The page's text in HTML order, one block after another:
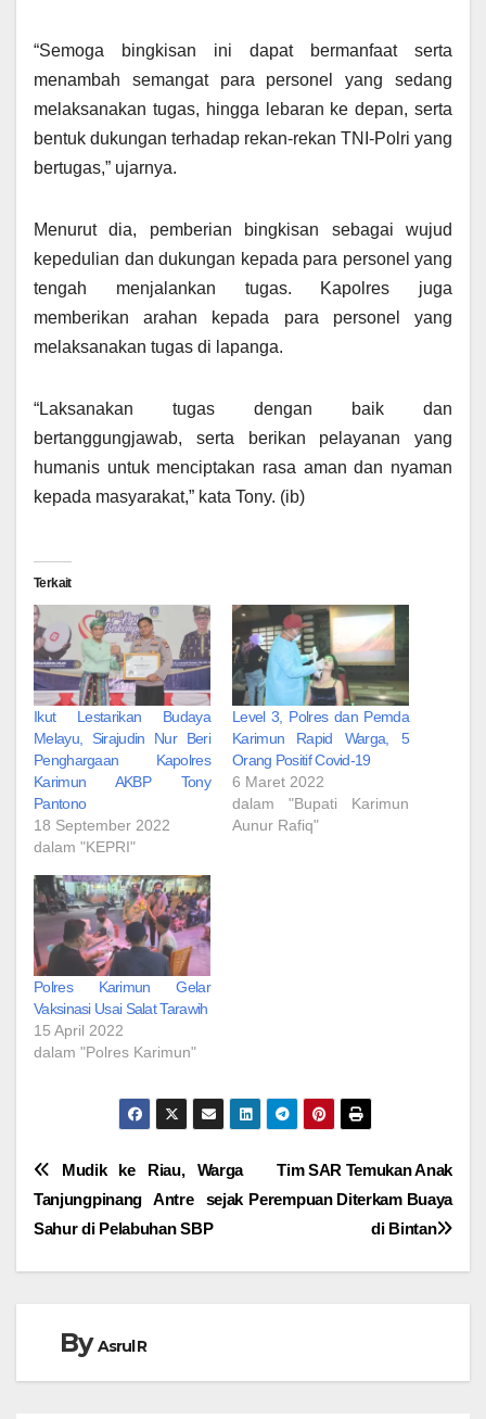
“Semoga bingkisan ini dapat bermanfaat serta
menambah semangat para personel yang sedang
melaksanakan tugas, hingga lebaran ke depan, serta
bentuk dukungan terhadap rekan-rekan TNI-Polri yang
bertugas,” ujarnya.
Menurut dia, pemberian bingkisan sebagai wujud
kepedulian dan dukungan kepada para personel yang
tengah menjalankan tugas. Kapolres juga
memberikan arahan kepada para personel yang
melaksanakan tugas di lapanga.
“Laksanakan tugas dengan baik dan
bertanggungjawab, serta berikan pelayanan yang
humanis untuk menciptakan rasa aman dan nyaman
kepada masyarakat,” kata Tony. (ib)
Terkait
Ikut Lestarikan Budaya
Melayu, Sirajudin Nur Beri
Penghargaan Kapolres
Karimun AKBP Tony
Pantono
18 September 2022
dalam "KEPRI"
Level 3, Polres dan Pemda
Karimun Rapid Warga, 5
Orang Positif Covid-19
6 Maret 2022
dalam "Bupati Karimun
Aunur Rafiq"
Polres Karimun Gelar
Vaksinasi Usai Salat Tarawih
15 April 2022
dalam "Polres Karimun"
Navigasi
pos
Tim SAR Temukan Anak
Perempuan Diterkam Buaya
di Bintan
Mudik ke Riau, Warga
Tanjungpinang Antre sejak
Sahur di Pelabuhan SBP
ByAsrul R